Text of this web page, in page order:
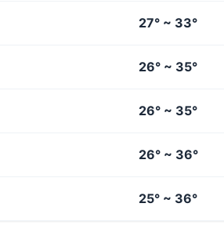
27° ~ 33°
26° ~ 35°
26° ~ 35°
26° ~ 36°
25° ~ 36°